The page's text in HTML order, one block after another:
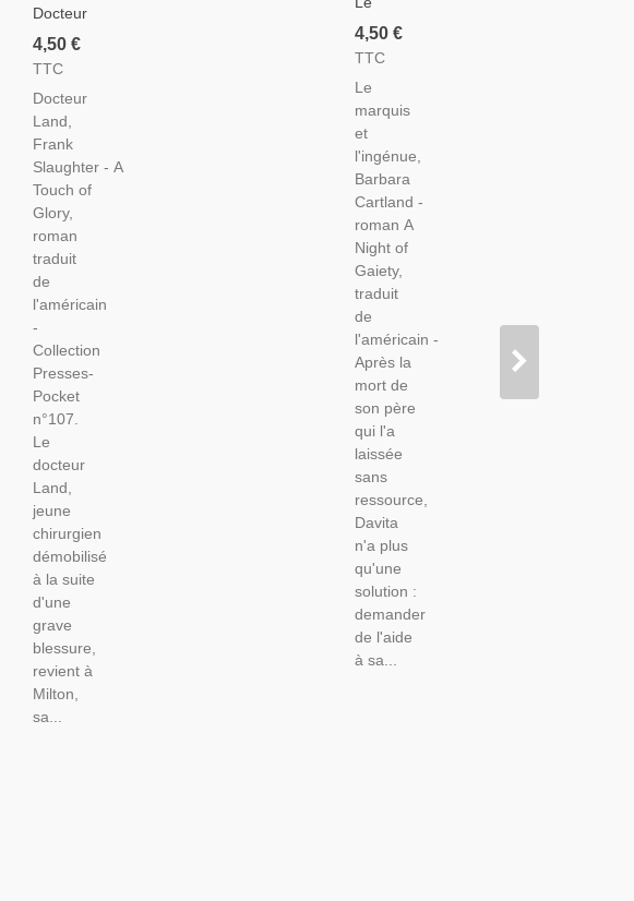
Docteur
Land,
Frank
1966 -,
Médecin,
Roman
D'amour,
4,50 €
TTC
Docteur
Land,
Frank
Slaughter - A
Touch of
Glory,
roman
traduit
de
l'américain
-
Collection
Presses-
Pocket
n°107.
Le
docteur
Land,
jeune
chirurgien
démobilisé
à la suite
d'une
grave
blessure,
revient à
Milton,
sa...
Marquis
Et
Barbara
Cartland,
1985 -
Roman
D'amour
Sentimental
4,50 €
TTC
Le
marquis
et
l'ingénue,
Barbara
Cartland -
roman A
Night of
Gaiety,
traduit
de
l'américain -
Après la
mort de
son père
qui l'a
laissée
sans
ressource,
Davita
n'a plus
qu'une
solution :
demander
de l'aide
à sa...